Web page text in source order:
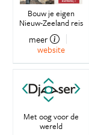
Bouw je eigen
Nieuw-Zeeland reis
meer
website
Met oog voor de
wereld